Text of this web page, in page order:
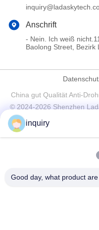
Anschrift
- Nein. Ich weiß
Baolong Street, Bezirk
China gut Qualität Anti-
© 2024-2026 Shenzhen
inquiry
Good day, what product